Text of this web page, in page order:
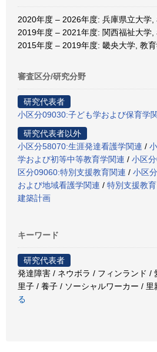
2020年度 – 2026年度: 兵庫県立大学,
2019年度 – 2021年度: 関西福祉大学,
2015年度 – 2019年度: 畿央大学, 教
審査区分/研究分野
研究代表者
小区分09030:子ども学および保育学
研究代表者以外
小区分58070:生涯発達看護学関連 /
学および初等中等教育学関連 / 小区
区分09060:特別支援教育関連 / 小区
および地域看護学関連 / 特別支援教育
建築計画
キーワード
研究代表者
発達障害 / ネウボラ / フィンランド /
里子 / 養子 / ソーシャルワーカー / 里
る